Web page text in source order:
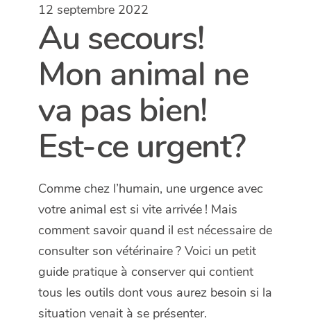
12 septembre 2022
Au secours!
Mon animal ne
va pas bien!
Est-ce urgent?
Comme chez l’humain, une urgence avec
votre animal est si vite arrivée ! Mais
comment savoir quand il est nécessaire de
consulter son vétérinaire ? Voici un petit
guide pratique à conserver qui contient
tous les outils dont vous aurez besoin si la
situation venait à se présenter.